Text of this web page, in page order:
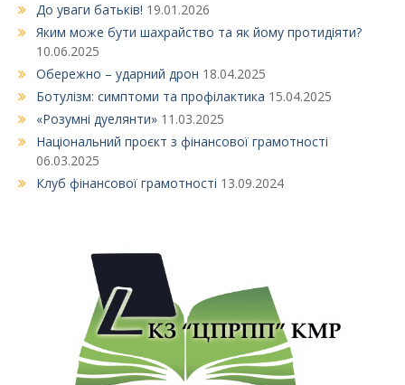
До уваги батьків! 19.01.2026
Яким може бути шахрайство та як йому протидіяти?
10.06.2025
Обережно – ударний дрон 18.04.2025
Ботулізм: симптоми та профілактика 15.04.2025
«Розумні дуелянти» 11.03.2025
Національний проєкт з фінансової грамотності
06.03.2025
Клуб фінансової грамотності 13.09.2024